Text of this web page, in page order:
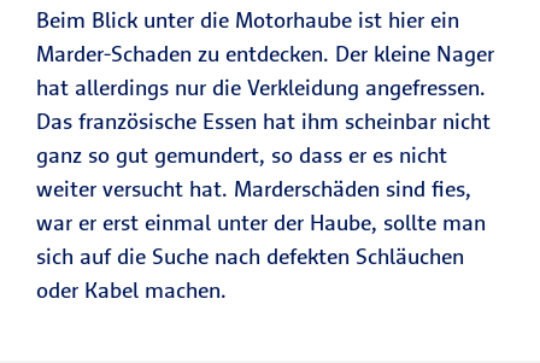
Beim Blick unter die Motorhaube ist hier ein
Marder-Schaden zu entdecken. Der kleine Nager
hat allerdings nur die Verkleidung angefressen.
Das französische Essen hat ihm scheinbar nicht
ganz so gut gemundert, so dass er es nicht
weiter versucht hat. Marderschäden sind fies,
war er erst einmal unter der Haube, sollte man
sich auf die Suche nach defekten Schläuchen
oder Kabel machen.